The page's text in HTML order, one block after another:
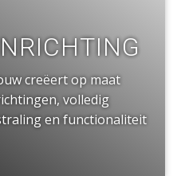
creëert op maat
volledig
en functionaliteit